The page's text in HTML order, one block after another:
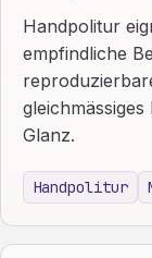
Handpolitur
empfindliche
Glanz.
Handpolitur